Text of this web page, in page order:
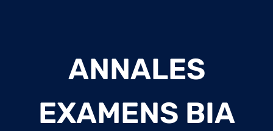
ANNALES
EXAMENS BIA